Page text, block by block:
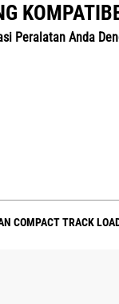
Peralatan Anda
COMPACT TRACK